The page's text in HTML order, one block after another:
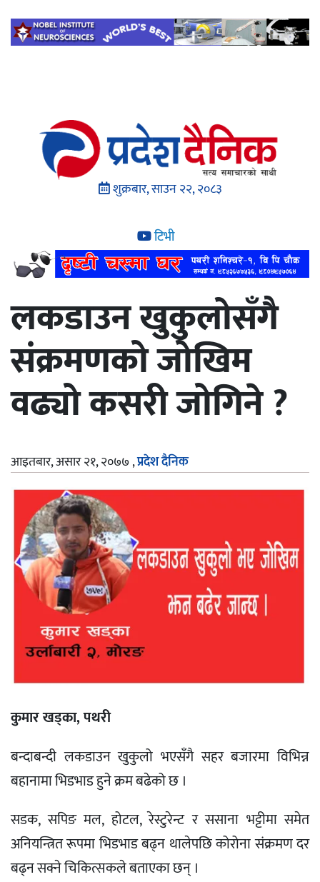
शुक्रबार, साउन २२, २०८३
टिभी
लकडाउन खुकुलोसँगै
संक्रमणको जोखिम
वढ्यो कसरी जोगिने ?
आइतबार, असार २१, २०७७,प्रदेश दैनिक
कुमार खड्का, पथरी
बन्दाबन्दी लकडाउन खुकुलो भएसँगै सहर बजारमा विभिन्न
बहानामा भिडभाड हुने क्रम बढेको छ ।
सडक, सपिङ मल, होटल, रेस्टुरेन्ट र ससाना भट्टीमा समेत
अनियन्त्रित रूपमा भिडभाड बढ्न थालेपछि कोरोना संक्रमण दर
बढ्न सक्ने चिकित्सकले बताएका छन् ।